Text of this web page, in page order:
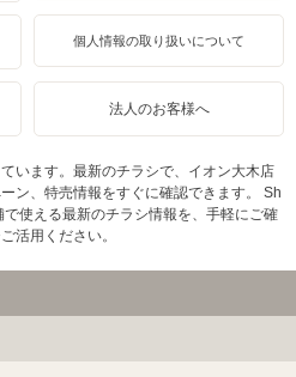
個人情報の取り扱いについて
法人のお客様へ
います。最新のチラシで、イオン大木店
ン、特売情報をすぐに確認できます。 Sh
使える最新のチラシ情報を、手軽にご確
活用ください。